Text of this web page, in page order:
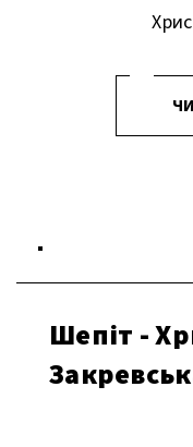
Шепіт -